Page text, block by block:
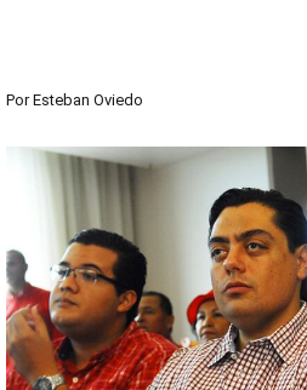
Por Esteban Oviedo